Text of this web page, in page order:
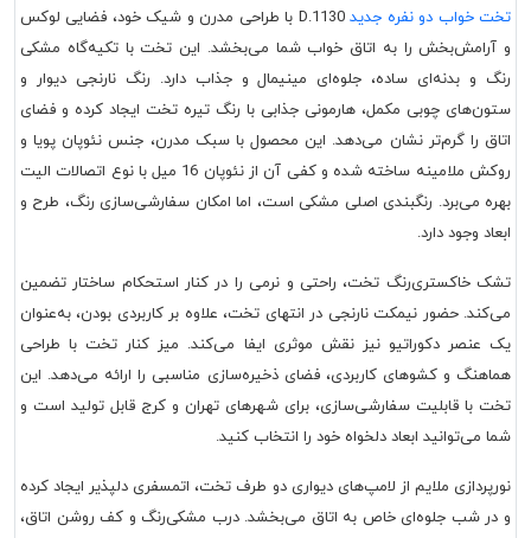
تخت خواب دو نفره جدید
D.1130 با طراحی مدرن و شیک خود، فضایی لوکس
و آرامش‌بخش را به اتاق خواب شما می‌بخشد. این تخت با تکیه‌گاه مشکی
رنگ و بدنه‌ای ساده، جلوه‌ای مینیمال و جذاب دارد. رنگ نارنجی دیوار و
ستون‌های چوبی مکمل، هارمونی جذابی با رنگ تیره تخت ایجاد کرده و فضای
اتاق را گرم‌تر نشان می‌دهد. این محصول با سبک مدرن، جنس نئوپان پویا و
روکش ملامینه ساخته شده و کفی آن از نئوپان 16 میل با نوع اتصالات الیت
بهره می‌برد. رنگبندی اصلی مشکی است، اما امکان سفارشی‌سازی رنگ، طرح و
ابعاد وجود دارد.
تشک خاکستری‌رنگ تخت، راحتی و نرمی را در کنار استحکام ساختار تضمین
می‌کند. حضور نیمکت نارنجی در انتهای تخت، علاوه بر کاربردی بودن، به‌عنوان
یک عنصر دکوراتیو نیز نقش موثری ایفا می‌کند. میز کنار تخت با طراحی
هماهنگ و کشوهای کاربردی، فضای ذخیره‌سازی مناسبی را ارائه می‌دهد. این
تخت با قابلیت سفارشی‌سازی، برای شهرهای تهران و کرج قابل تولید است و
شما می‌توانید ابعاد دلخواه خود را انتخاب کنید.
نورپردازی ملایم از لامپ‌های دیواری دو طرف تخت، اتمسفری دلپذیر ایجاد کرده
و در شب جلوه‌ای خاص به اتاق می‌بخشد. درب مشکی‌رنگ و کف روشن اتاق،